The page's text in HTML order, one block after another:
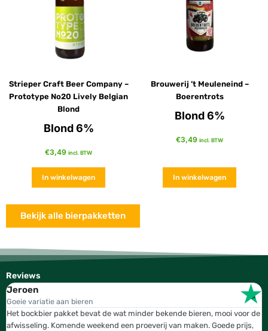
Strieper Craft Beer Company –
Prototype No20 Lively Belgian
Blond
Blond 6%
€3,49 incl. BTW
In winkelwagen
Brouwerij ’t Meuleneind –
Boerentrots
Blond 6%
€3,49 incl. BTW
In winkelwagen
Bekijk alle bierpakketten
Reviews
Jeroen
Goeie variatie aan bieren
Het bockbier pakket bevat de wat minder bekende bieren, mooi voor de
afwisseling. Komende weekend een proeverij van maken. Goede prijs,